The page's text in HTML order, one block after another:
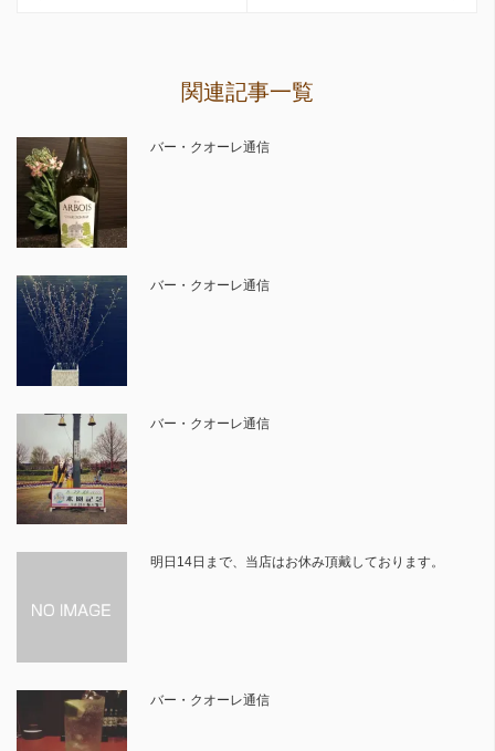
関連記事一覧
バー・クオーレ通信
バー・クオーレ通信
バー・クオーレ通信
明日14日まで、当店はお休み頂戴しております。
バー・クオーレ通信